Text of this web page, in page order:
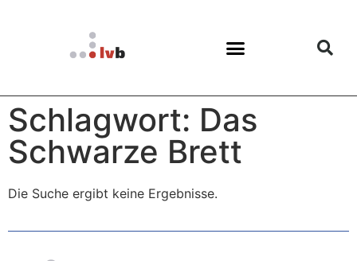
Schlagwort: Das
Schwarze Brett
Die Suche ergibt keine Ergebnisse.